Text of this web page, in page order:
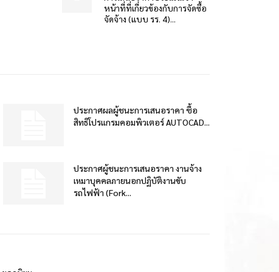
หน้าที่ที่เกี่ยวข้องกับการจัดซื้อ
จัดจ้าง (แบบ รร. 4)...
ประกาศผลผู้ชนะการเสนอราคา ซื้อ
สิทธิโปรแกรมคอมพิวเตอร์ AUTOCAD...
ประกาศผู้ชนะการเสนอราคา งานจ้าง
เหมาบุคคลภายนอกปฏิบัติงานขับ
รถไฟฟ้า (Fork...